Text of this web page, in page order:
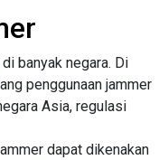
banyak negara. Di
penggunaan jammer
Asia, regulasi
dapat dikenakan